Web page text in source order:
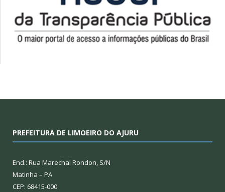
PREFEITURA DE LIMOEIRO DO AJURU
End.: Rua Marechal Rondon, S/N
Matinha – PA
CEP: 68415-000